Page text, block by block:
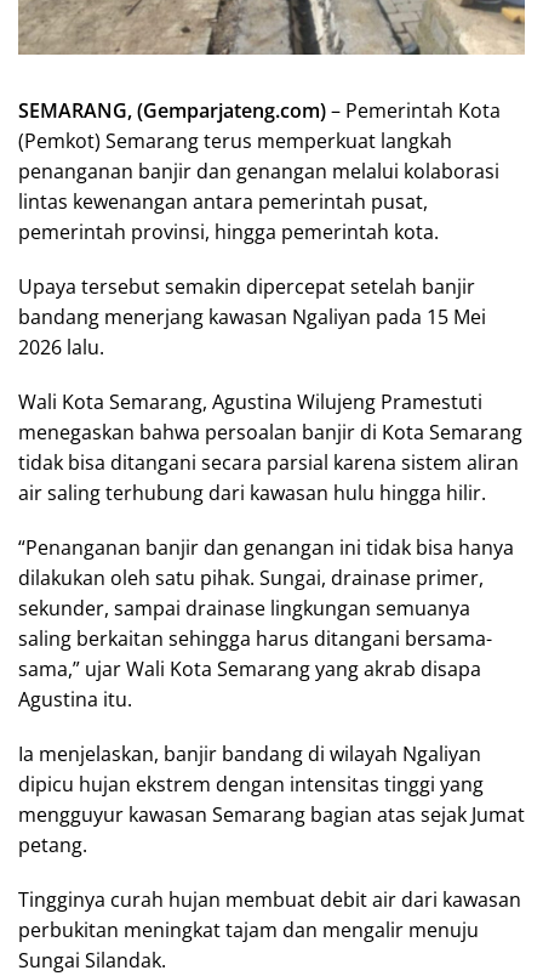
SEMARANG, (Gemparjateng.com)– Pemerintah Kota
(Pemkot) Semarang terus memperkuat langkah
penanganan banjir dan genangan melalui kolaborasi
lintas kewenangan antara pemerintah pusat,
pemerintah provinsi, hingga pemerintah kota.
Upaya tersebut semakin dipercepat setelah banjir
bandang menerjang kawasan Ngaliyan pada 15 Mei
2026 lalu.
Wali Kota Semarang, Agustina Wilujeng Pramestuti
menegaskan bahwa persoalan banjir di Kota Semarang
tidak bisa ditangani secara parsial karena sistem aliran
air saling terhubung dari kawasan hulu hingga hilir.
“Penanganan banjir dan genangan ini tidak bisa hanya
dilakukan oleh satu pihak. Sungai, drainase primer,
sekunder, sampai drainase lingkungan semuanya
saling berkaitan sehingga harus ditangani bersama-
sama,” ujar Wali Kota Semarang yang akrab disapa
Agustina itu.
Ia menjelaskan, banjir bandang di wilayah Ngaliyan
dipicu hujan ekstrem dengan intensitas tinggi yang
mengguyur kawasan Semarang bagian atas sejak Jumat
petang.
Tingginya curah hujan membuat debit air dari kawasan
perbukitan meningkat tajam dan mengalir menuju
Sungai Silandak.